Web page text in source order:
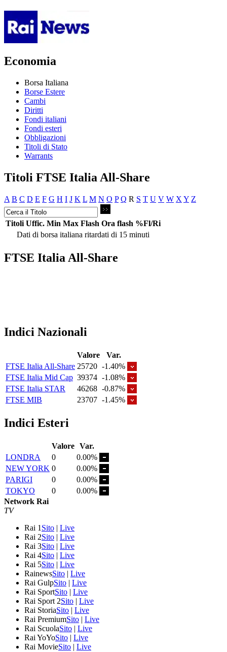
Economia
Borsa Italiana
Borse Estere
Cambi
Diritti
Fondi italiani
Fondi esteri
Obbligazioni
Titoli di Stato
Warrants
Titoli FTSE Italia All-Share
A B C D E F G H I J K L M N O P Q R S T U V W X Y Z
Titoli Uffic. Min Max Flash Ora flash %Fl/Ri
Dati di borsa italiana ritardati di 15 minuti
FTSE Italia All-Share
Indici Nazionali
Valore
Var.
FTSE Italia All-Share 25720 -1.40%
FTSE Italia Mid Cap 39374 -1.08%
FTSE Italia STAR
46268 -0.87%
FTSE MIB
23707 -1.45%
Indici Esteri
Valore Var.
LONDRA
0
0.00%
NEW YORK 0
0.00%
PARIGI
0
0.00%
TOKYO
0
0.00%
Network Rai
TV
Rai 1 Sito | Live
Rai 2Sito | Live
Rai 3Sito | Live
Rai 4Sito | Live
Rai 5Sito | Live
RainewsSito | Live
Rai GulpSito | Live
Rai SportSito | Live
Rai Sport 2Sito | Live
Rai StoriaSito | Live
Rai PremiumSito | Live
Rai ScuolaSito | Live
Rai YoYoSito | Live
Rai MovieSito | Live